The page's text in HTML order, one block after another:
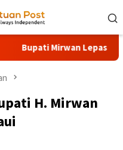
Lepas 64 Kontingen
H. Mirwan